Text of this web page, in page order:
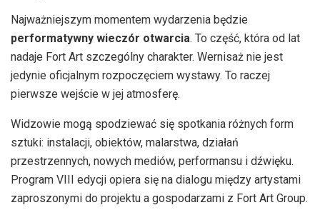
Najważniejszym momentem wydarzenia będzie
performatywny wieczór otwarcia. To część, która od lat
nadaje Fort Art szczególny charakter. Wernisaż nie jest
jedynie oficjalnym rozpoczęciem wystawy. To raczej
pierwsze wejście w jej atmosferę.
Widzowie mogą spodziewać się spotkania różnych form
sztuki: instalacji, obiektów, malarstwa, działań
przestrzennych, nowych mediów, performansu i dźwięku.
Program VIII edycji opiera się na dialogu między artystami
zaproszonymi do projektu a gospodarzami z Fort Art Group.